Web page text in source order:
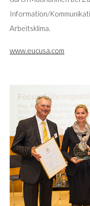
Information/
Arbeitsklima.
www.eucusa.com